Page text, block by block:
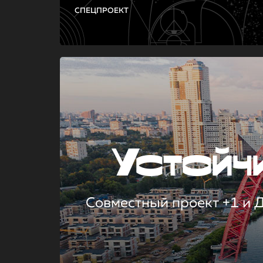
СПЕЦПРОЕКТ
Совместный проект +1 и